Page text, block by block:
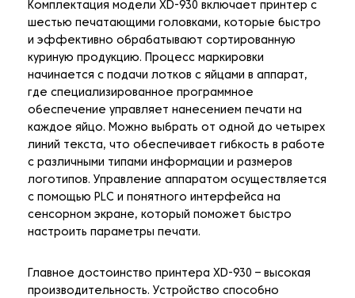
Комплектация модели XD-930 включает принтер с
шестью печатающими головками, которые быстро
и эффективно обрабатывают сортированную
куриную продукцию. Процесс маркировки
начинается с подачи лотков с яйцами в аппарат,
где специализированное программное
обеспечение управляет нанесением печати на
каждое яйцо. Можно выбрать от одной до четырех
линий текста, что обеспечивает гибкость в работе
с различными типами информации и размеров
логотипов. Управление аппаратом осуществляется
с помощью PLC и понятного интерфейса на
сенсорном экране, который поможет быстро
настроить параметры печати.
Главное достоинство принтера XD-930 – высокая
производительность. Устройство способно